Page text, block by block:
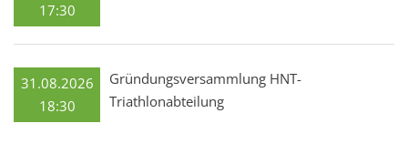
17:30
31.08.2026
18:30
Gründungsversammlung HNT-
Triathlonabteilung